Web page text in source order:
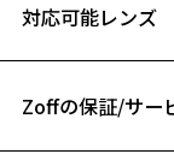
B ブリッジ(鼻部
対応可能レンズ
フレーム
Zoffの保証/サー